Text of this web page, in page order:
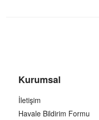
Kurumsal
İletişim
Havale Bildirim Formu